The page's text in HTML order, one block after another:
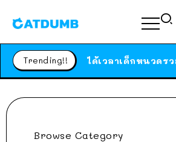
Trending!!
Browse Category